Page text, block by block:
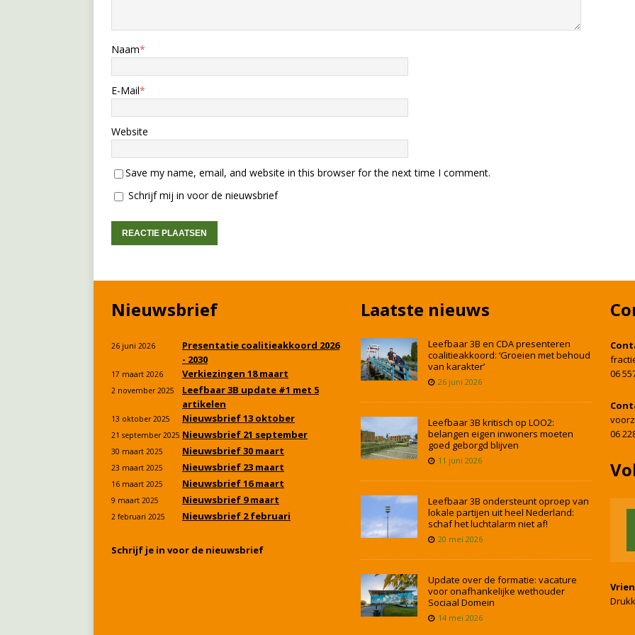
Naam*
E-Mail*
Website
Save my name, email, and website in this browser for the next time I comment.
Schrijf mij in voor de nieuwsbrief
Nieuwsbrief
26 juni 2026
Presentatie coalitieakkoord 2026
- 2030
17 maart 2026 Verkiezingen 18 maart
2 november 2025
Leefbaar 3B update #1 met 5
artikelen
13 oktober 2025 Nieuwsbrief 13 oktober
21 september 2025 Nieuwsbrief 21 september
30 maart 2025 Nieuwsbrief 30 maart
23 maart 2025 Nieuwsbrief 23 maart
16 maart 2025 Nieuwsbrief 16 maart
9 maart 2025 Nieuwsbrief 9 maart
2 februari 2025 Nieuwsbrief 2 februari
Schrijf je in voor de nieuwsbrief
Laatste nieuws
Leefbaar 3B en CDA presenteren
coalitieakkoord: ‘Groeien met behoud
van karakter’
26 juni 2026
Leefbaar 3B kritisch op LOO2:
belangen eigen inwoners moeten
goed geborgd blijven
11 juni 2026
Leefbaar 3B ondersteunt oproep van
lokale partijen uit heel Nederland:
schaf het luchtalarm niet af!
20 mei 2026
Update over de formatie: vacature
voor onafhankelijke wethouder
Sociaal Domein
14 mei 2026
06
06